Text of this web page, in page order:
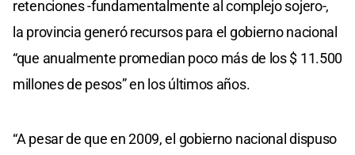
retenciones -fundamentalmente al complejo sojero-,
la provincia generó recursos para el gobierno nacional
“que anualmente promedian poco más de los $ 11.500
millones de pesos” en los últimos años.
“A pesar de que en 2009, el gobierno nacional dispuso